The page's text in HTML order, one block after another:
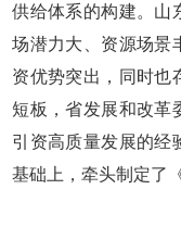
供给体系的构建。山
场潜力大、资源场景
资优势突出，同时也
短板，省发展和改革
引资高质量发展的经
基础上，牵头制定了